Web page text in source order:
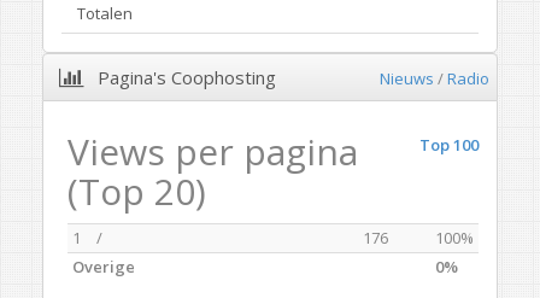
Totalen
Pagina's Coophosting Nieuws /Radio
Top 100
Views per pagina
(Top 20)
1 / 176
100%
Overige
0%